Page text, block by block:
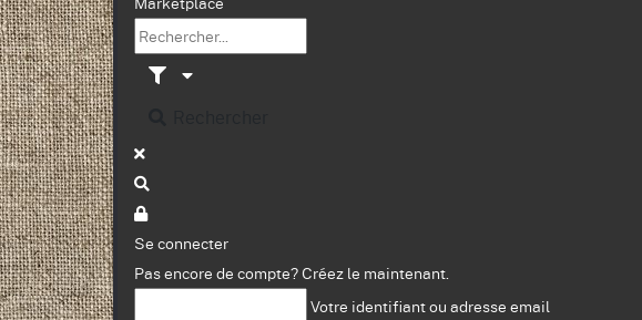
Se connecter
Pas encore de compte? Créez le maintenant.
Votre identifiant ou adresse email